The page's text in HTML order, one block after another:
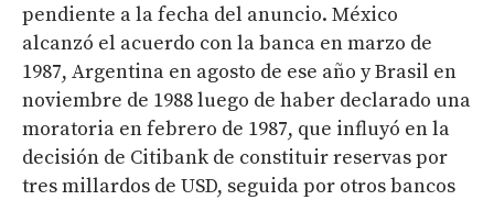
pendiente a la fecha del anuncio. México
alcanzó el acuerdo con la banca en marzo de
1987, Argentina en agosto de ese año y Brasil en
noviembre de 1988 luego de haber declarado una
moratoria en febrero de 1987, que influyó en la
decisión de Citibank de constituir reservas por
tres millardos de USD, seguida por otros bancos